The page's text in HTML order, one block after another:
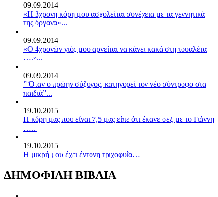
09.09.2014
«Η 3χρονη κόρη μου ασχολείται συνέχεια με τα γεννητικά
της όργανα»...
09.09.2014
«Ο 4χρονών γιός μου αρνείται να κάνει κακά στη τουαλέτα
….»...
09.09.2014
” Όταν ο πρώην σύζυγος, κατηγορεί τον νέο σύντροφο στα
παιδιά”...
19.10.2015
Η κόρη μας που είναι 7,5 μας είπε ότι έκανε σεξ με το Γιάννη
…...
19.10.2015
Η μικρή μου έχει έντονη τριχοφυΐα…
ΔΗΜΟΦΙΛΗ ΒΙΒΛΙΑ